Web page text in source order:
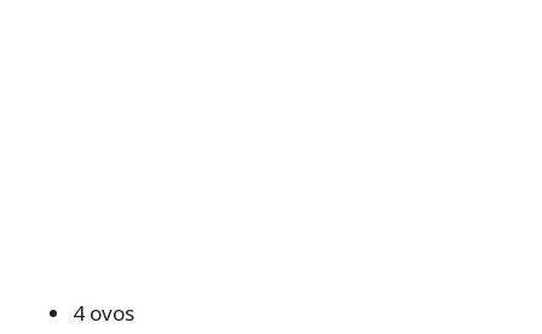
4 ovos